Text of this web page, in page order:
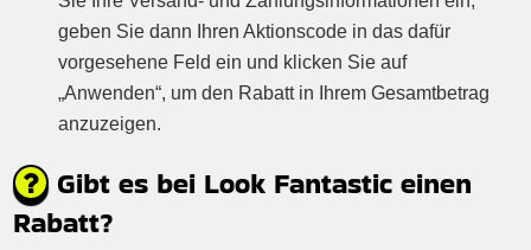
geben Sie dann Ihren Aktionscode in das dafür
vorgesehene Feld ein und klicken Sie auf
„Anwenden“, um den Rabatt in Ihrem Gesamtbetrag
anzuzeigen.
Gibt es bei Look Fantastic einen
Rabatt?